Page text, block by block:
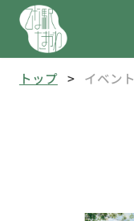
トップ イベント